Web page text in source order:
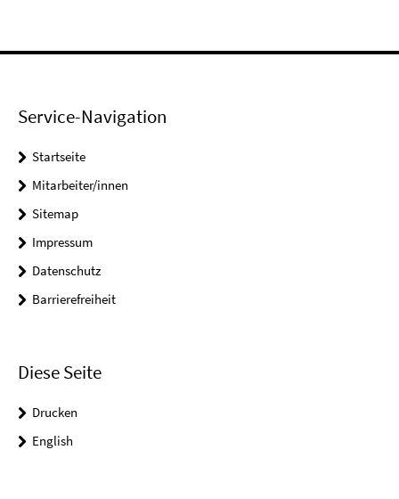
Service-Navigation
Startseite
Mitarbeiter/innen
Sitemap
Impressum
Datenschutz
Barrierefreiheit
Diese Seite
Drucken
English